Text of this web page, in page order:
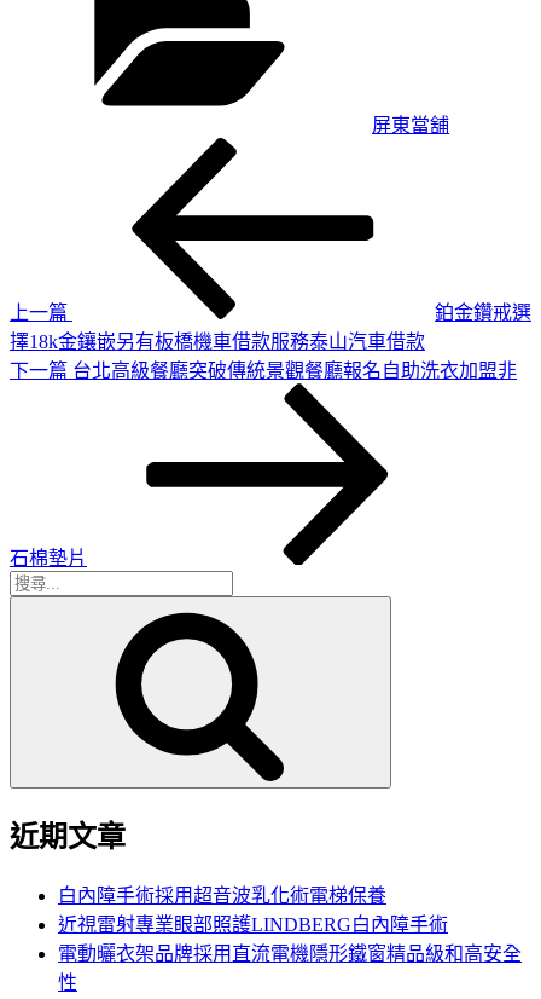
屏東當舖
上一篇
鉑金鑽戒選
擇18k金鑲嵌另有板橋機車借款服務泰山汽車借款
下
下一篇 台北高級餐廳突破傳統景觀餐廳報名自助洗衣加盟非
石棉墊片
搜
近期文章
白內障手術採用超音波乳化術電梯保養
近視雷射專業眼部照護LINDBERG白內障手術
電動曬衣架品牌採用直流電機隱形鐵窗精品級和高安全
性